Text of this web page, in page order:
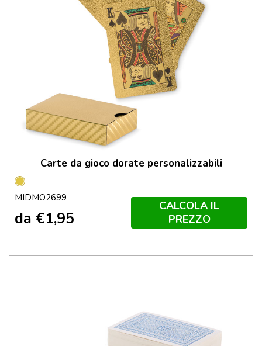
Carte da gioco dorate personalizzabili
Oro
MIDMO2699
da €1,95
CALCOLA IL
PREZZO